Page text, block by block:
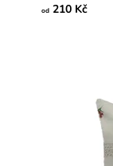
od 210 Kč